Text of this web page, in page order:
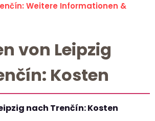
Weitere Informationen &
von Leipzig
Kosten
nach Trenčín: Kosten